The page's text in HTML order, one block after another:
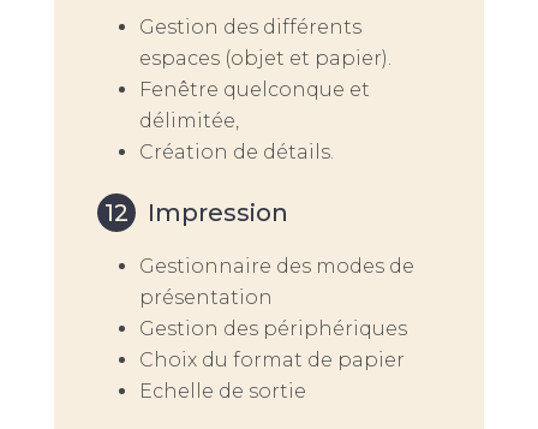
Gestion des différents
espaces (objet et papier).
Fenêtre quelconque et
délimitée,
Création de détails.
Impression
Gestionnaire des modes de
présentation
Gestion des périphériques
Choix du format de papier
Echelle de sortie